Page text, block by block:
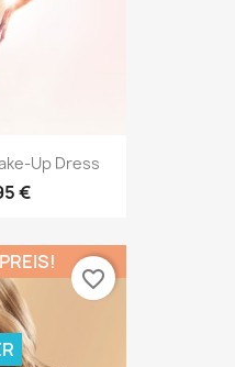
Up Dress
€
favorite_border